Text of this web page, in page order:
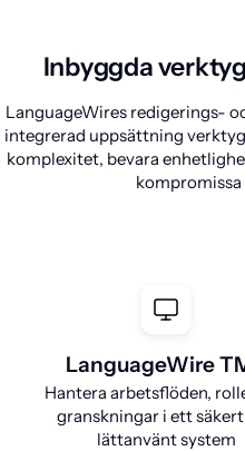
Inbyggda
LanguageWires redigerings-
integrerad uppsättning
komplexitet, bevara
LanguageWire
Hantera arbetsflöden,
granskningar i ett
lättanvänt system